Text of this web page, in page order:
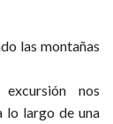
las montañas
nos
lo largo de una